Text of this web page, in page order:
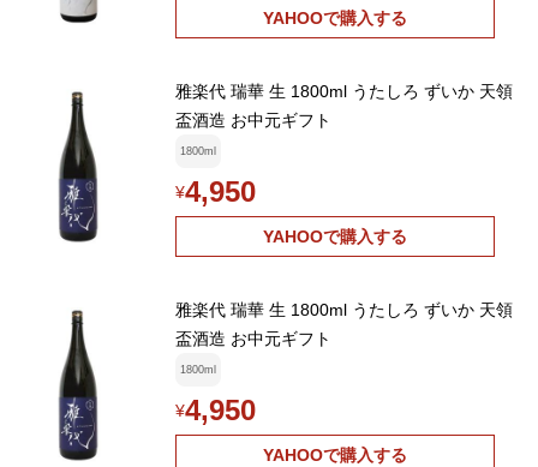
YAHOOで購入する
雅楽代 瑞華 生 1800ml うたしろ ずいか 天領
盃酒造 お中元ギフト
1800ml
¥4,950
YAHOOで購入する
雅楽代 瑞華 生 1800ml うたしろ ずいか 天領
盃酒造 お中元ギフト
1800ml
¥4,950
YAHOOで購入する